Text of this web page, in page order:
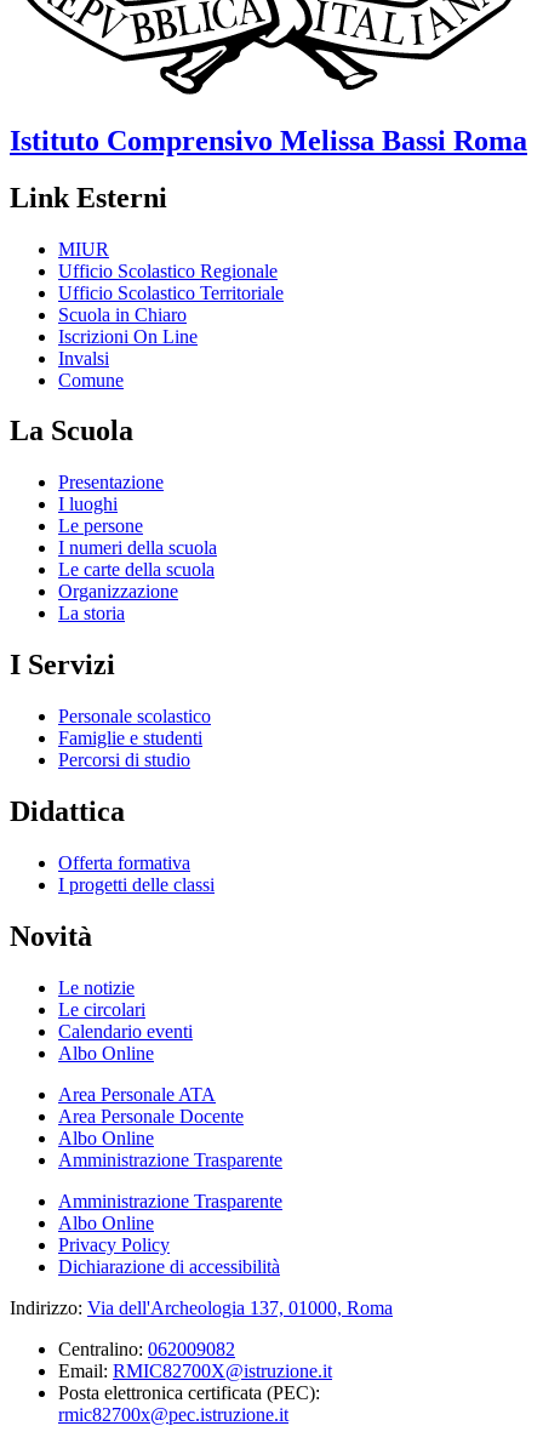
Istituto Comprensivo Melissa Bassi Roma
Link Esterni
MIUR
Ufficio Scolastico Regionale
Ufficio Scolastico Territoriale
Scuola in Chiaro
Iscrizioni On Line
Invalsi
Comune
La Scuola
Presentazione
I luoghi
Le persone
I numeri della scuola
Le carte della scuola
Organizzazione
La storia
I Servizi
Personale scolastico
Famiglie e studenti
Percorsi di studio
Didattica
Offerta formativa
I progetti delle classi
Novità
Le notizie
Le circolari
Calendario eventi
Albo Online
Area Personale ATA
Area Personale Docente
Albo Online
Amministrazione Trasparente
Amministrazione Trasparente
Albo Online
Privacy Policy
Dichiarazione di accessibilità
Indirizzo: Via dell'Archeologia 137, 01000, Roma
Centralino: 062009082
Email: RMIC82700X@istruzione.it
Posta elettronica certificata (PEC):
rmic82700x@pec.istruzione.it